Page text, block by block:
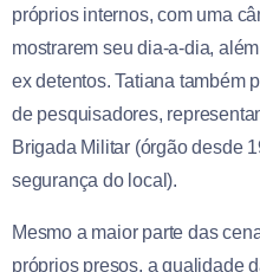
próprios internos, com uma
mostrarem seu dia-a-dia,
ex detentos. Tatiana também
de pesquisadores,
Brigada Militar (órgão desde
segurança do local).
Mesmo a maior parte das
próprios presos, a qualidade